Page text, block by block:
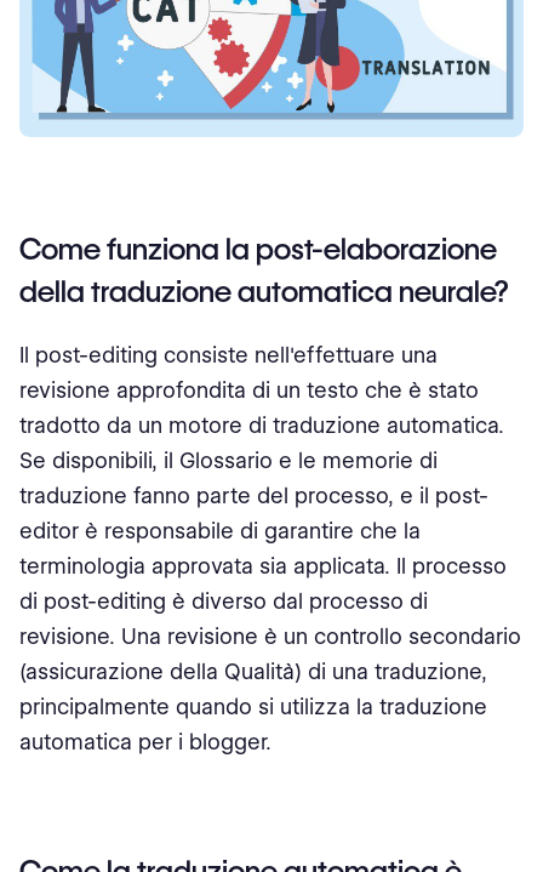
Come funziona la post-elaborazione
della traduzione automatica neurale?
Il post-editing consiste nell'effettuare una
revisione approfondita di un testo che è stato
tradotto da un motore di traduzione automatica.
Se disponibili, il Glossario e le memorie di
traduzione fanno parte del processo, e il post-
editor è responsabile di garantire che la
terminologia approvata sia applicata. Il processo
di post-editing è diverso dal processo di
revisione. Una revisione è un controllo secondario
(assicurazione della Qualità) di una traduzione,
principalmente quando si utilizza la traduzione
automatica per i blogger.